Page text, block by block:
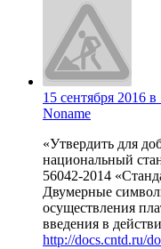
15 сентября 2016 в
Noname
«Утвердить для
национальный
56042-2014
Двумерные
осуществления
введения в
http://docs.cntd.ru/